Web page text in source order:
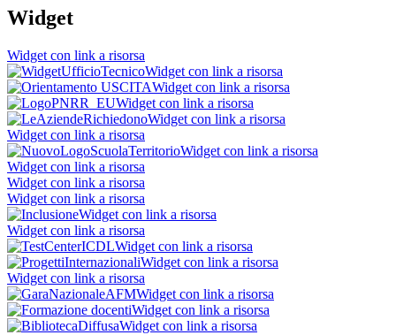
Widget
Widget con link a risorsa
Widget con link a risorsa
Widget con link a risorsa
Widget con link a risorsa
Widget con link a risorsa
Widget con link a risorsa
Widget con link a risorsa
Widget con link a risorsa
Widget con link a risorsa
Widget con link a risorsa
Widget con link a risorsa
Widget con link a risorsa
Widget con link a risorsa
Widget con link a risorsa
Widget con link a risorsa
Widget con link a risorsa
Widget con link a risorsa
Widget con link a risorsa